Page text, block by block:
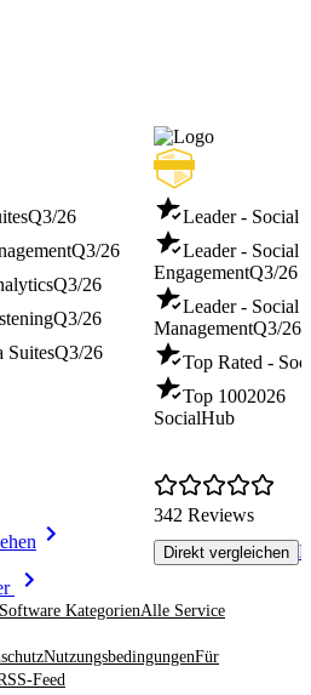
Q3/26
Q3/26
Q3/26
Q3/26
SuitesQ3/26
Leader - Social
Leader - Social
EngagementQ3/26
Leader - Social
ManagementQ3/26
Top Rated -
Top 1002026
SocialHub
342 Reviews
Direkt vergleichen
KategorienAlle Service
NutzungsbedingungenFür
Feed